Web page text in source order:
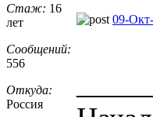
Стаж: 16
лет
Сообщений:
556
Откуда:
Россия
09-